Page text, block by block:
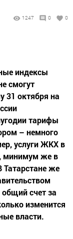
1247 0 0
индексы
смогут
31 октября на
тарифы
– немного
услуги ЖКХ в
минимум же в
Татарстане же
счет за
изменится
власти.